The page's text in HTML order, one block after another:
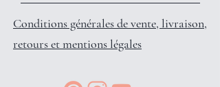
Conditions générales de vente, livraison,
retours et mentions légales